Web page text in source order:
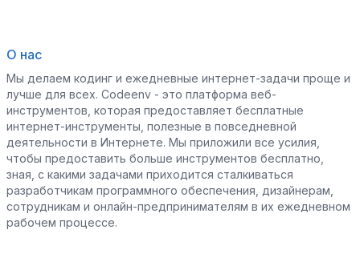
О нас
Мы делаем кодинг и ежедневные интернет-задачи проще и
лучше для всех. Codeenv - это платформа веб-
инструментов, которая предоставляет бесплатные
интернет-инструменты, полезные в повседневной
деятельности в Интернете. Мы приложили все усилия,
чтобы предоставить больше инструментов бесплатно,
зная, с какими задачами приходится сталкиваться
разработчикам программного обеспечения, дизайнерам,
сотрудникам и онлайн-предпринимателям в их ежедневном
рабочем процессе.